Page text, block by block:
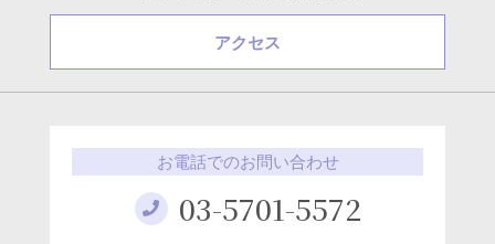
アクセス
お電話でのお問い合わせ
03-5701-5572